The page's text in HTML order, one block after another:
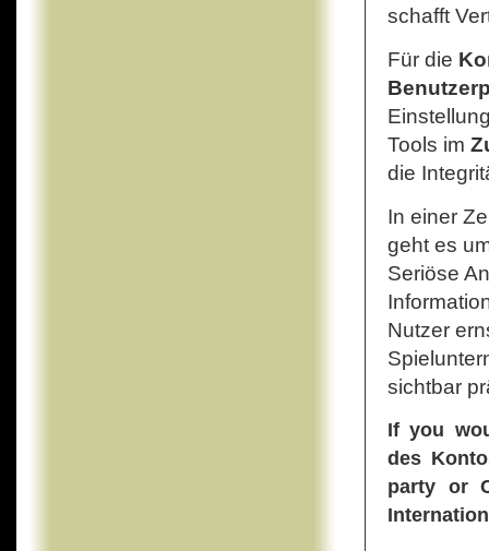
schafft
Für die
Tools im
die
In einer
geht es
Seriöse
Nutzer
sichtbar
If you
des
party or